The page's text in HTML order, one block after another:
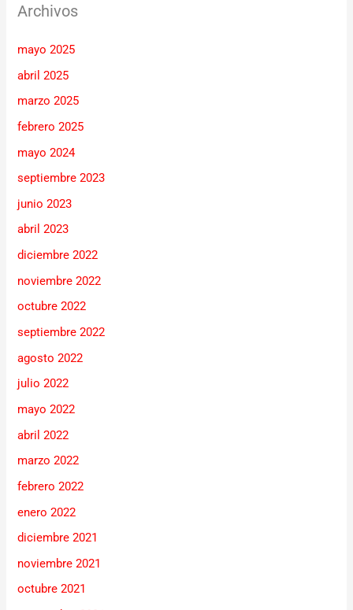
Archivos
mayo 2025
abril 2025
marzo 2025
febrero 2025
mayo 2024
septiembre 2023
junio 2023
abril 2023
diciembre 2022
noviembre 2022
octubre 2022
septiembre 2022
agosto 2022
julio 2022
mayo 2022
abril 2022
marzo 2022
febrero 2022
enero 2022
diciembre 2021
noviembre 2021
octubre 2021